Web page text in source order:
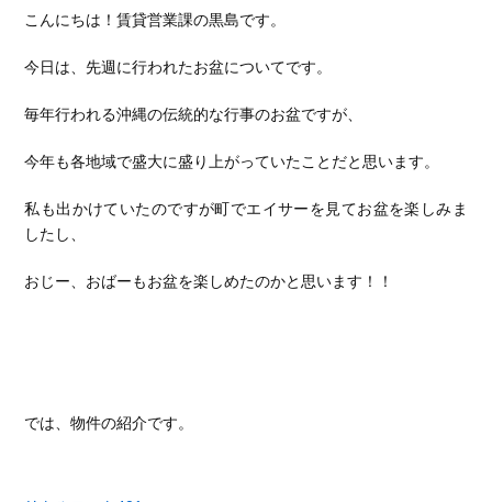
こんにちは！賃貸営業課の黒島です。
今日は、先週に行われたお盆についてです。
毎年行われる沖縄の伝統的な行事のお盆ですが、
今年も各地域で盛大に盛り上がっていたことだと思います。
私も出かけていたのですが町でエイサーを見てお盆を楽しみま
したし、
おじー、おばーもお盆を楽しめたのかと思います！！
では、物件の紹介です。